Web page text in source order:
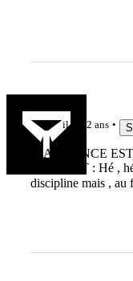
il y a 2 ans
''LA FRANCE
PARLENT : Hé ,
discipline mais ,